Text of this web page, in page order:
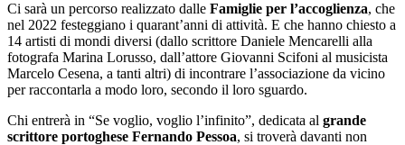
Ci sarà un percorso realizzato dalle Famiglie per l’accoglienza, che
nel 2022 festeggiano i quarant’anni di attività. E che hanno chiesto a
14 artisti di mondi diversi (dallo scrittore Daniele Mencarelli alla
fotografa Marina Lorusso, dall’attore Giovanni Scifoni al musicista
Marcelo Cesena, a tanti altri) di incontrare l’associazione da vicino
per raccontarla a modo loro, secondo il loro sguardo.
Chi entrerà in “Se voglio, voglio l’infinito”, dedicata al grande
scrittore portoghese Fernando Pessoa, si troverà davanti non